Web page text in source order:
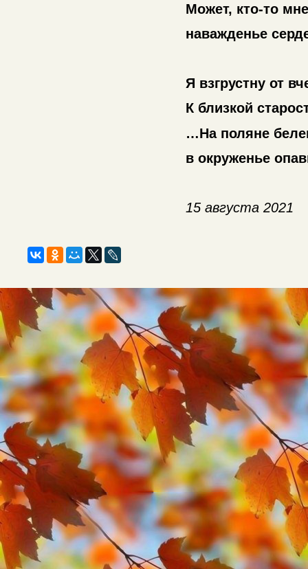
Может, кто-то
наважденье
Я взгрустну от
К близкой
…На поляне
в окруженье
15 августа 2021